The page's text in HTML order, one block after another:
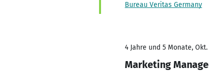
Bureau Veritas Germany
4 Jahre und 5 Monate, Okt.
Marketing